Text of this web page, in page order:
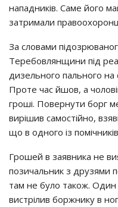
нападників. Саме його
затримали
За словами
Теребовлянщини під
дизельного пального
Проте час йшов, а
гроші. Повернути борг
вирішив самостійно,
що в одного із
Грошей в заявника не
позичальник з друзями
там не було також. Один
вистрілив боржнику в